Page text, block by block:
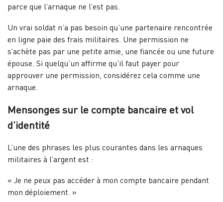
parce que l’arnaque ne l’est pas.
Un vrai soldat n’a pas besoin qu’une partenaire rencontrée
en ligne paie des frais militaires. Une permission ne
s’achète pas par une petite amie, une fiancée ou une future
épouse. Si quelqu’un affirme qu’il faut payer pour
approuver une permission, considérez cela comme une
arnaque.
Mensonges sur le compte bancaire et vol
d’identité
L’une des phrases les plus courantes dans les arnaques
militaires à l’argent est :
« Je ne peux pas accéder à mon compte bancaire pendant
mon déploiement. »